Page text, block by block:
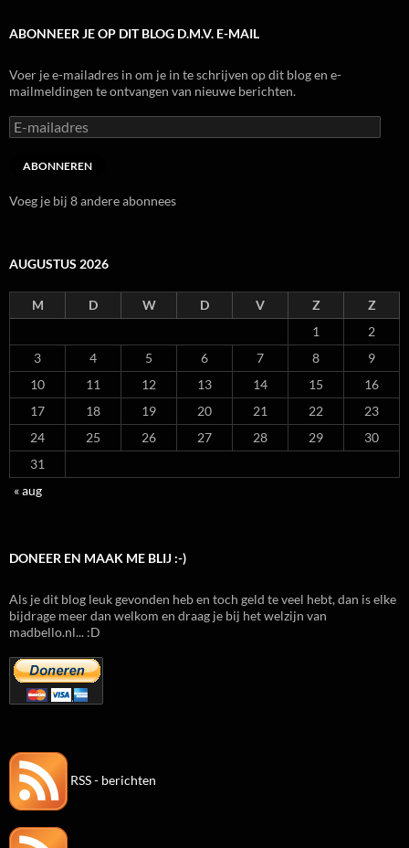
ABONNEER JE OP DIT BLOG D.M.V. E-MAIL
Voer je e-mailadres in om je in te schrijven op dit blog en e-
mailmeldingen te ontvangen van nieuwe berichten.
E-
mailadres
ABONNEREN
Voeg je bij 8 andere abonnees
AUGUSTUS 2026
M D W D V Z
Z
1
2
3
4 5 6 7 8
9
10
11 12 13 14 15
16
17
18 19 20 21 22
23
24
25 26 27 28 29
30
31
« aug
DONEER EN MAAK ME BLIJ :-)
Als je dit blog leuk gevonden heb en toch geld te veel hebt, dan is elke
bijdrage meer dan welkom en draag je bij het welzijn van
madbello.nl... :D
RSS - berichten